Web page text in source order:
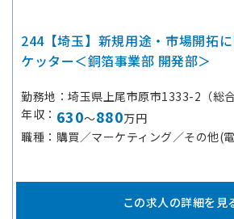
244【埼玉】新規用途・市場開拓
ケッター＜銅箔事業部 開発部＞
勤務地
埼玉県上尾市原市1333-2（総合
年収
630～880万円
職種
購買／マーケティング／その他(
この求人の詳細を見